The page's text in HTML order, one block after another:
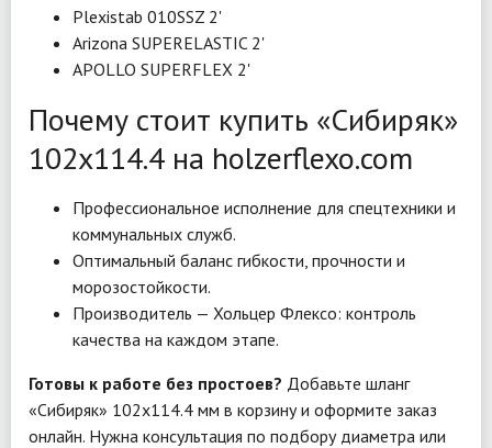
Plexistab 010SSZ 2'
Arizona SUPERELASTIC 2'
APOLLO SUPERFLEX 2'
Почему стоит купить «Сибиряк»
102x114.4 на holzerflexo.com
Профессиональное исполнение для спецтехники и
коммунальных служб.
Оптимальный баланс гибкости, прочности и
морозостойкости.
Производитель — Хольцер Флексо: контроль
качества на каждом этапе.
Готовы к работе без простоев? Добавьте шланг
«Сибиряк» 102x114.4 мм в корзину и оформите заказ
онлайн. Нужна консультация по подбору диаметра или